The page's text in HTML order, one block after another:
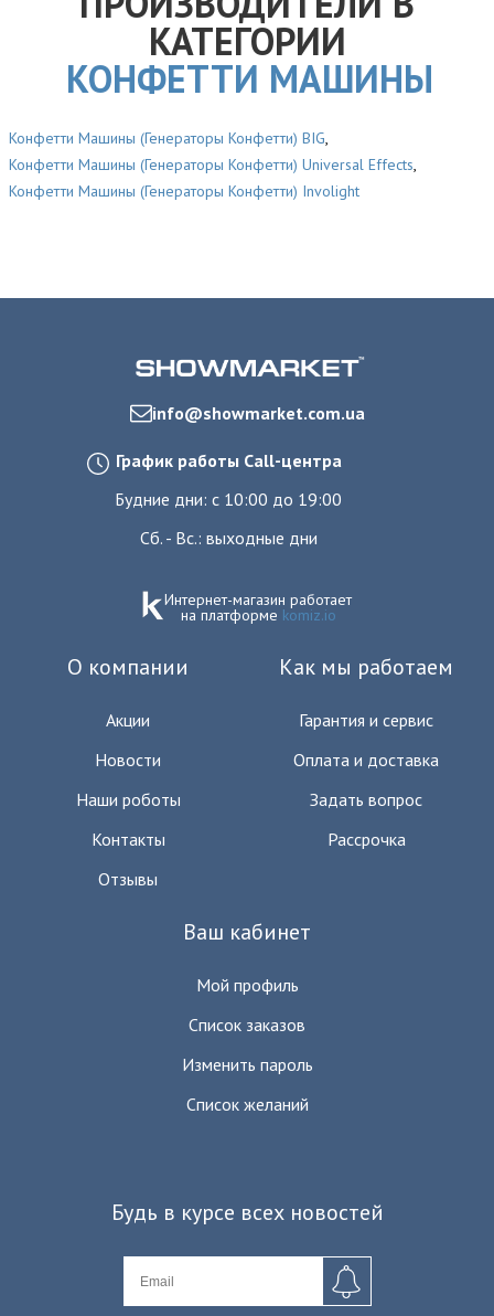
КАТЕГОРИИ
КОНФЕТТИ МАШИНЫ
Конфетти Машины (Генераторы Конфетти) BIG,
Конфетти Машины (Генераторы Конфетти) Universal Effects,
Конфетти Машины (Генераторы Конфетти) Involight
info@showmarket.com.ua
График работы Call-центра
Будние дни: с 10:00 до 19:00
Сб. - Вс.: выходные дни
Интернет-магазин работает
на платформе komiz.io
О компании
Акции
Новости
Наши роботы
Контакты
Отзывы
Как мы работаем
Гарантия и сервис
Оплата и доставка
Задать вопрос
Рассрочка
Ваш кабинет
Мой профиль
Список заказов
Изменить пароль
Список желаний
Будь в курсе всех новостей